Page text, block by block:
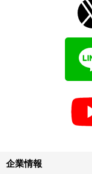
企業情報